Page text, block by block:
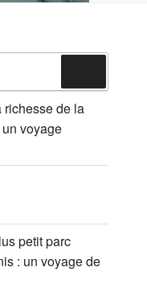
richesse de la
voyage
petit parc
: un voyage de